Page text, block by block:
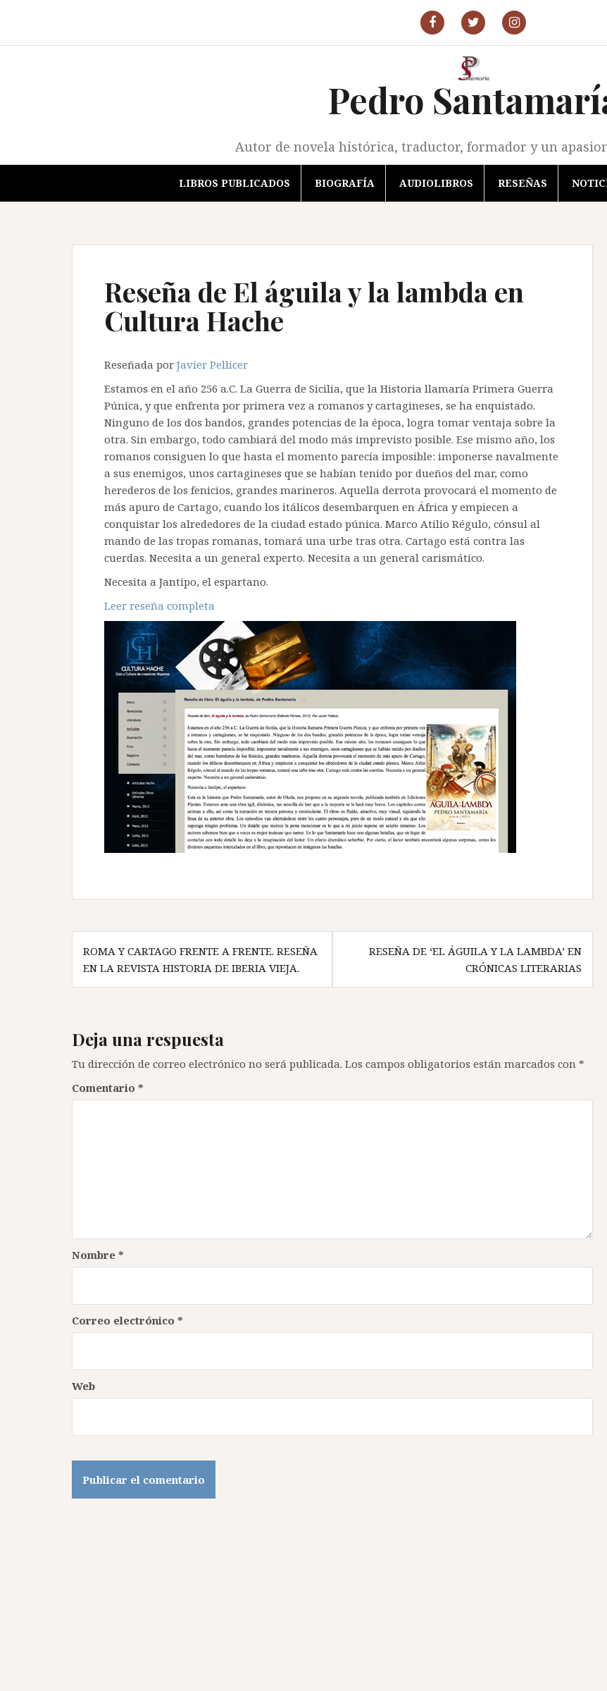
contenido
P.Santamaría
en
Facebook
P.Santamaría
en
X
P.
Santamaría
Pedro
Autor de novela histórica, traductor, formador y un
LIBROS PUBLICADOS BIOGRAFÍA AUDIOLIBROS RESEÑAS
Reseña de El águila y la lambda en
Cultura Hache
Reseñada por Javier Pellicer
Estamos en el año 256 a.C. La Guerra de Sicilia, que la Historia llamaría Primera Guerra
Púnica, y que enfrenta por primera vez a romanos y cartagineses, se ha enquistado.
Ninguno de los dos bandos, grandes potencias de la época, logra tomar ventaja sobre la
otra. Sin embargo, todo cambiará del modo más imprevisto posible. Ese mismo año, los
romanos consiguen lo que hasta el momento parecía imposible: imponerse navalmente
a sus enemigos, unos cartagineses que se habían tenido por dueños del mar, como
herederos de los fenicios, grandes marineros. Aquella derrota provocará el momento de
más apuro de Cartago, cuando los itálicos desembarquen en África y empiecen a
conquistar los alrededores de la ciudad estado púnica. Marco Atilio Régulo, cónsul al
mando de las tropas romanas, tomará una urbe tras otra. Cartago está contra las
cuerdas. Necesita a un general experto. Necesita a un general carismático.
Necesita a Jantipo, el espartano.
Leer reseña completa
Navegación
de
entradas
ROMA Y CARTAGO FRENTE A FRENTE. RESEÑA
EN LA REVISTA HISTORIA DE IBERIA VIEJA.
RESEÑA DE ‘EL ÁGUILA Y LA LAMBDA’ EN
CRÓNICAS LITERARIAS
Deja una respuesta
Tu dirección de correo electrónico no será publicada. Los campos obligatorios están marcados con *
Comentario *
Nombre *
Correo electrónico *
Web